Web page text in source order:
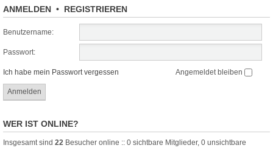
ANMELDEN • REGISTRIEREN
Benutzername:
Passwort:
Ich habe mein Passwort vergessen Angemeldet bleiben
WER IST ONLINE?
Insgesamt sind 22 Besucher online :: 0 sichtbare Mitglieder, 0 unsichtbare